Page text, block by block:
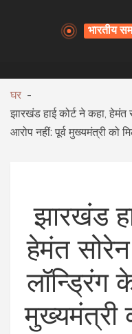
घर
झारखंड हाई कोर्ट ने कहा,
आरोप नहीं: पूर्व मुख्यमंत्री को
झारखंड
हेमंत
लॉन्ड्रिंग
मुख्यमंत्री